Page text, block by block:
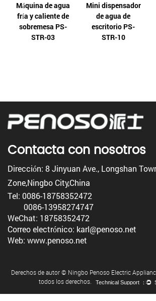
Máquina de agua
fría y caliente de
sobremesa PS-
STR-03
Mini dispensador
de agua de
escritorio PS-
STR-10
Contacta con nosotros
Dirección: 8 Jinyuan Ave., Longshan
Zone,Ningbo City,China
Tel: 0086-18758352472
0086-13958274747
WeChat: 18758352472
Correo electrónico: karl@penoso.net
Web: www.penoso.net
Derechos de autor © Ningbo Penoso Electric
todos los derechos.